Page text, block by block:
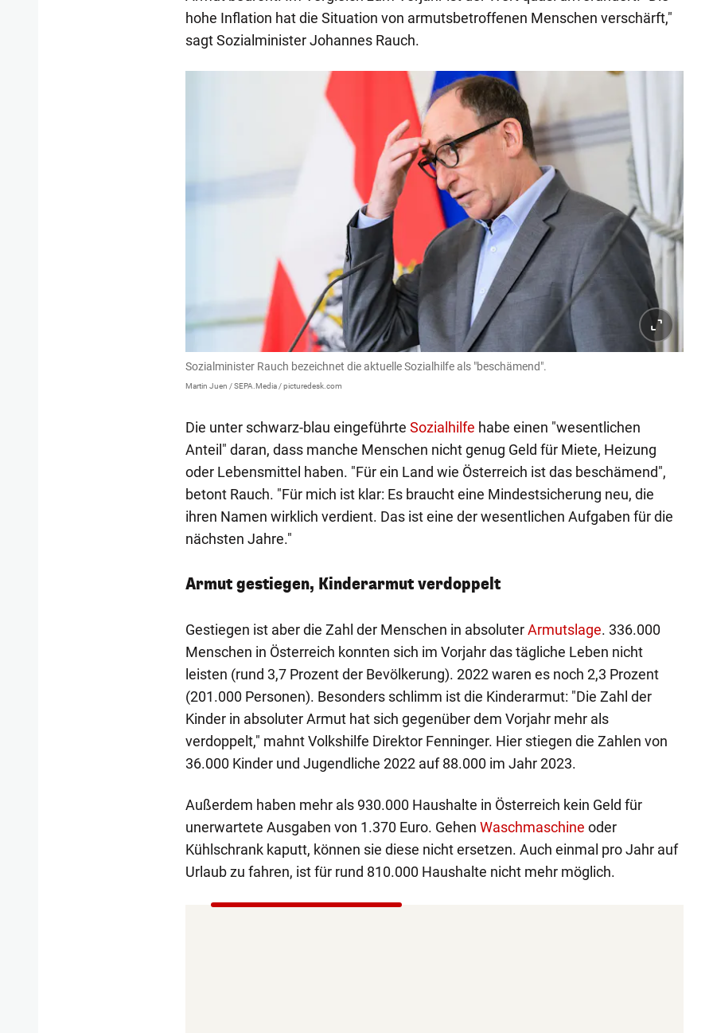
hohe Inflation hat die Situation von armutsbetroffenen Menschen verschärft,"
sagt Sozialminister Johannes Rauch.
Sozialminister Rauch bezeichnet die aktuelle Sozialhilfe als "beschämend".
Martin Juen / SEPA.Media / picturedesk.com
Die unter schwarz-blau eingeführte Sozialhilfe habe einen "wesentlichen
Anteil" daran, dass manche Menschen nicht genug Geld für Miete, Heizung
oder Lebensmittel haben. "Für ein Land wie Österreich ist das beschämend",
betont Rauch. "Für mich ist klar: Es braucht eine Mindestsicherung neu, die
ihren Namen wirklich verdient. Das ist eine der wesentlichen Aufgaben für die
nächsten Jahre."
Armut gestiegen, Kinderarmut verdoppelt
Gestiegen ist aber die Zahl der Menschen in absoluterArmutslage. 336.000
Menschen in Österreich konnten sich im Vorjahr das tägliche Leben nicht
leisten (rund 3,7 Prozent der Bevölkerung). 2022 waren es noch 2,3 Prozent
(201.000 Personen). Besonders schlimm ist die Kinderarmut: "Die Zahl der
Kinder in absoluter Armut hat sich gegenüber dem Vorjahr mehr als
verdoppelt," mahnt Volkshilfe Direktor Fenninger. Hier stiegen die Zahlen von
36.000 Kinder und Jugendliche 2022 auf 88.000 im Jahr 2023.
Außerdem haben mehr als 930.000 Haushalte in Österreich kein Geld für
unerwartete Ausgaben von 1.370 Euro. Gehen Waschmaschine oder
Kühlschrank kaputt, können sie diese nicht ersetzen. Auch einmal pro Jahr auf
Urlaub zu fahren, ist für rund 810.000 Haushalte nicht mehr möglich.